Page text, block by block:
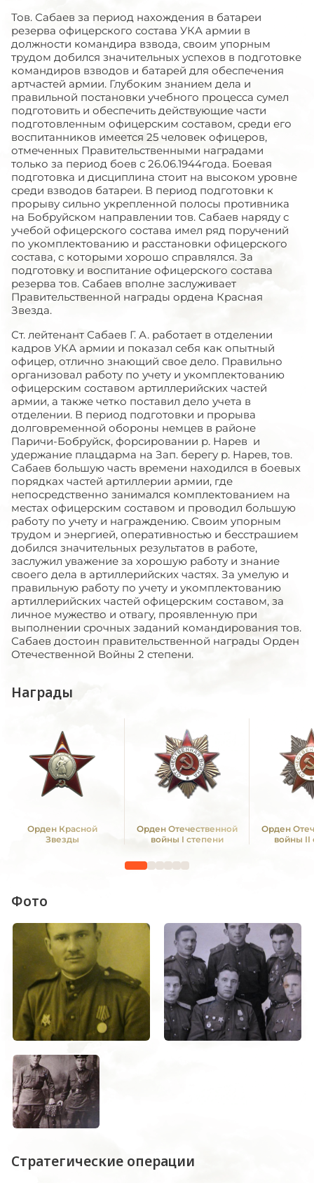
Тов. Сабаев за период нахождения в батареи
резерва офицерского состава УКА армии в
должности командира взвода, своим упорным
трудом добился значительных успехов в подготовке
командиров взводов и батарей для обеспечения
артчастей армии. Глубоким знанием дела и
правильной постановки учебного процесса сумел
подготовить и обеспечить действующие части
подготовленным офицерским составом, среди его
воспитанников имеется 25 человек офицеров,
отмеченных Правительственными наградами
только за период боев с 26.06.1944года. Боевая
подготовка и дисциплина стоит на высоком уровне
среди взводов батареи. В период подготовки к
прорыву сильно укрепленной полосы противника
на Бобруйском направлении тов. Сабаев наряду с
учебой офицерского состава имел ряд поручений
по укомплектованию и расстановки офицерского
состава, с которыми хорошо справлялся. За
подготовку и воспитание офицерского состава
резерва тов. Сабаев вполне заслуживает
Правительственной награды ордена Красная
Звезда.
Ст. лейтенант Сабаев Г. А. работает в отделении
кадров УКА армии и показал себя как опытный
офицер, отлично знающий свое дело. Правильно
организовал работу по учету и укомплектованию
офицерским составом артиллерийских частей
армии, а также четко поставил дело учета в
отделении. В период подготовки и прорыва
долговременной обороны немцев в районе
Паричи-Бобруйск, форсировании р. Нарев и
удержание плацдарма на Зап. берегу р. Нарев, тов.
Сабаев большую часть времени находился в боевых
порядках частей артиллерии армии, где
непосредственно занимался комплектованием на
местах офицерским составом и проводил большую
работу по учету и награждению. Своим упорным
трудом и энергией, оперативностью и бесстрашием
добился значительных результатов в работе,
заслужил уважение за хорошую работу и знание
своего дела в артиллерийских частях. За умелую и
правильную работу по учету и укомплектованию
артиллерийских частей офицерским составом, за
личное мужество и отвагу, проявленную при
выполнении срочных заданий командирования тов.
Сабаев достоин правительственной награды Орден
Отечественной Войны 2 степени.
Награды
Орден Красной
Звезды
Орден Отечественной
войны I степени
Орден
войны II
Фото
Стратегические операции